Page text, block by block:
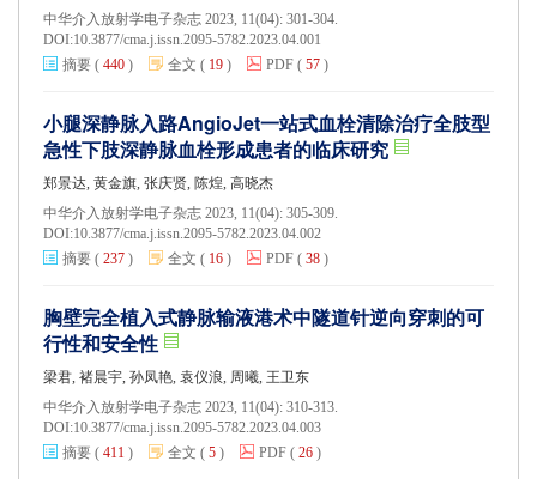
中华介入放射学电子杂志 2023, 11(04): 301-304.
DOI:10.3877/cma.j.issn.2095-5782.2023.04.001
摘要 ( 440 ) 全文 ( 19 ) PDF ( 57 )
小腿深静脉入路AngioJet一站式血栓清除治疗全肢型
急性下肢深静脉血栓形成患者的临床研究
郑景达, 黄金旗, 张庆贤, 陈煌, 高晓杰
中华介入放射学电子杂志 2023, 11(04): 305-309.
DOI:10.3877/cma.j.issn.2095-5782.2023.04.002
摘要 ( 237 ) 全文 ( 16 ) PDF ( 38 )
胸壁完全植入式静脉输液港术中隧道针逆向穿刺的可
行性和安全性
梁君, 褚晨宇, 孙凤艳, 袁仪浪, 周曦, 王卫东
中华介入放射学电子杂志 2023, 11(04): 310-313.
DOI:10.3877/cma.j.issn.2095-5782.2023.04.003
摘要 ( 411 ) 全文 ( 5 ) PDF ( 26 )